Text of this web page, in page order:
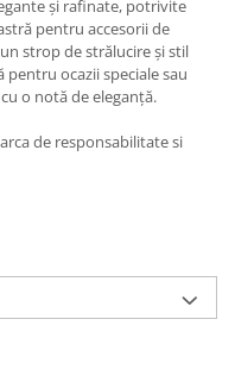
și rafinate, potrivite
pentru accesorii de
strop de strălucire și stil
ocazii speciale sau
o notă de eleganță.
de responsabilitate si